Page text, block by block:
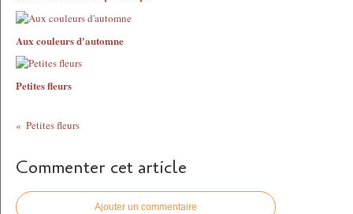
Aux couleurs d'automne
Petites fleurs
Petites fleurs
Commenter cet article
Ajouter un commentaire